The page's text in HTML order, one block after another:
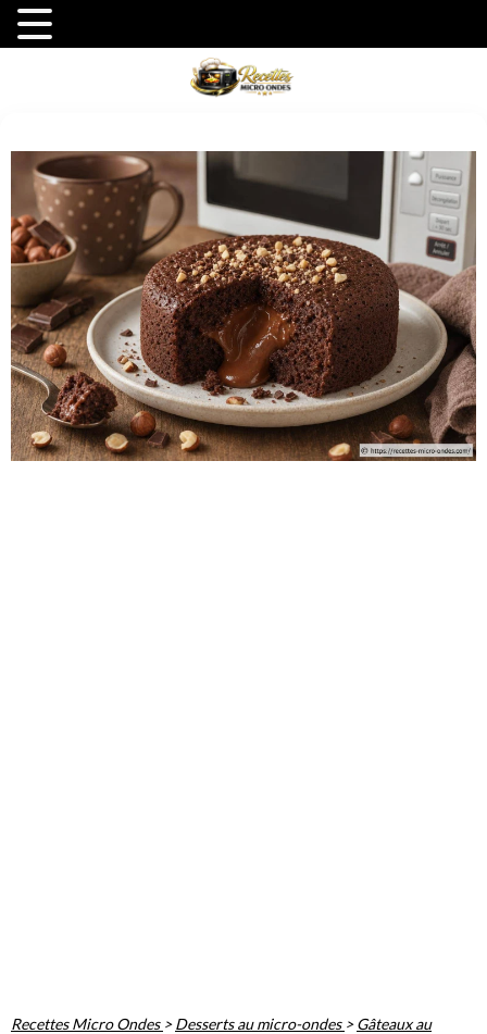
Recettes Micro Ondes >Desserts au micro-ondes >Gâteaux au